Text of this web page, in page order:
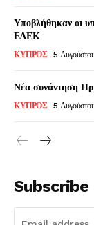
Υποβλήθηκαν οι
ΕΔΕΚ
ΚΥΠΡΟΣ 5
Νέα συνάντηση
ΚΥΠΡΟΣ 5
Subscribe